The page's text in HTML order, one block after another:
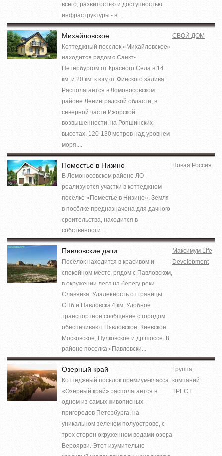
всего, развитостью и доступностью
инфраструктуры - в...
Михайловское
Коттеджный поселок «Михайловское»
находится рядом с Санкт-
Петербургом от Красного Села в 14
км. и 20 км. к югу от Финского залива.
Располагается в Ломоносовском
районе Ленинградской области, в
северной части Ижорской
возвышенности, на Ропшинских
высотах, 120-130 метров над уровнем
моря....
СВОЙ ДОМ
Поместье в Низино
В Ломоносовском районе ЛО
реализуются участки в коттеджном
посёлке «Поместье в Низино». Земля
в посёлке предназначена для дачного
сроительства, находится в
собствености....
Новая Россия
Павловские дачи
Поселок находится в красивом и
спокойном месте, рядом с Павловском,
в окружении леса на берегу реки
Славянка. Удаленность от границы
СПб и Павловска 4 км. Удобное
транспортное сообщение с городом
обеспечивают Павловское, Киевское,
Московское, Пулковское и др.шоссе. В
районе поселка «Павловски...
Максимум Life
Development
Озерный край
Коттеджный поселок премиум-класса
«Озерный край» располагается в
одном из самых живописных
пригородов Петербурга, на
уникальном зеленом полуострове, с
трех сторон окруженном водами озера
Вероярви. Этот изумительно
Группа
компаний
ТРЕСТ